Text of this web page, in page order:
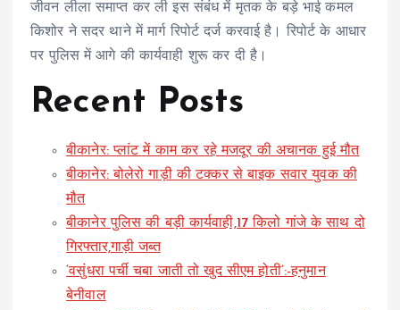
जीवन लीला समाप्त कर ली इस संबंध में मृतक के बड़े भाई कमल
किशोर ने सदर थाने में मार्ग रिपोर्ट दर्ज करवाई है। रिपोर्ट के आधार
पर पुलिस में आगे की कार्यवाही शुरू कर दी है।
Recent Posts
बीकानेर: प्लांट में काम कर रहे मजदूर की अचानक हुई मौत
बीकानेर: बोलेरो गाड़ी की टक्कर से बाइक सवार युवक की
मौत
बीकानेर पुलिस की बड़ी कार्यवाही,17 किलो गांजे के साथ दो
गिरफ्तार,गाड़ी जब्त
‘वसुंधरा पर्ची चबा जाती तो खुद सीएम होती’:-हनुमान
बेनीवाल